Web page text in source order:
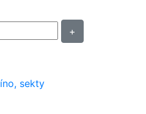
+
sekty